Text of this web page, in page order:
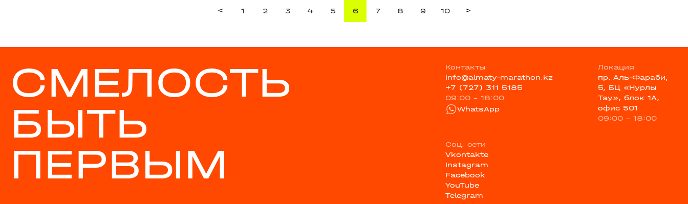
< 1 2 3 4 5 6 7 8 9 10 >
СМЕЛОСТЬ
БЫТЬ
ПЕРВЫМ
Контакты
info@almaty-marathon.kz
+7 (727) 311 5185
09:00 - 18:00
WhatsApp
Локация
пр. Аль-Фараби,
5, БЦ «Нурлы
Тау», блок 1А,
офис 501
09:00 - 18:00
Соц. сети
Vkontakte
Instagram
Facebook
YouTube
Telegram